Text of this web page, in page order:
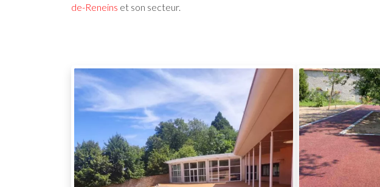
de-Reneins et son secteur.